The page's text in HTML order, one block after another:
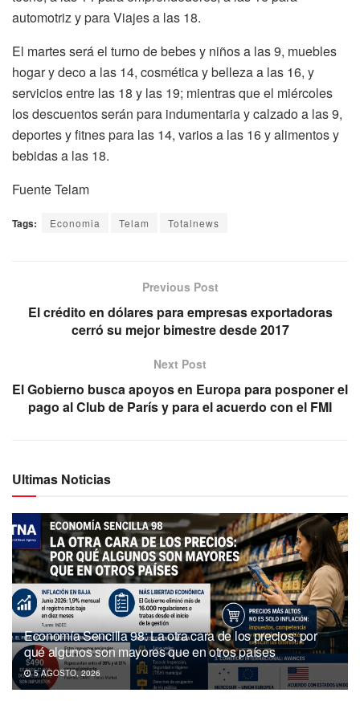
automotriz y para Viajes a las 18.
El martes será el turno de bebes y niños a las 9, muebles
hogar y deco a las 14, cosmética y belleza a las 16, y
servicios entre las 18 y las 19; mientras que el miércoles
los descuentos serán para indumentaria y calzado a las 9,
deportes y fitnes para las 14, varios a las 16 y alimentos y
bebidas a las 18.
Fuente Telam
Tags: Economia Telam Totalnews
Previous Post
El crédito en dólares para empresas exportadoras
cerró su mejor bimestre desde 2017
Next Post
El Gobierno busca apoyos en Europa para posponer el
pago al Club de París y para el acuerdo con el FMI
Ultimas Noticias
Economía Sencilla 98: La otra cara de los precios; por
qué algunos son mayores que en otros países
5 AGOSTO, 2026